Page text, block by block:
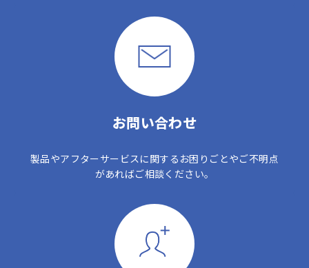
お問い合わせ
製品やアフターサービスに関するお困りごとやご不明点
があればご相談ください。